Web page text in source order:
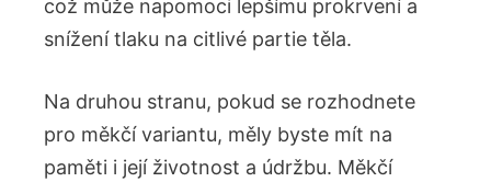
což může napomoci⁤ lepšímu prokrvení a
snížení tlaku na citlivé partie těla.
Na ‌druhou stranu, pokud se rozhodnete
pro měkčí variantu, měly byste mít ⁢na
⁤paměti i její životnost a⁣ údržbu. Měkčí